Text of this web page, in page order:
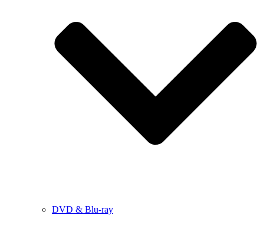
DVD & Blu-ray